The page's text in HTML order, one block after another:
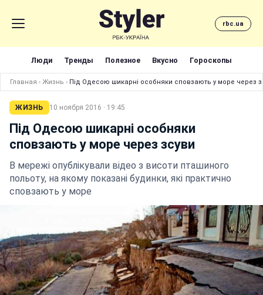
rbc.ua
Люди Тренды Полезное Вкусно Гороскопы
Главная › Жизнь › Під Одесою шикарні особняки сповзають у море через
ЖИЗНЬ 10 ноября 2016 · 19:45
Під Одесою шикарні особняки
сповзають у море через зсуви
В мережі опублікували відео з висоти пташиного
польоту, на якому показані будинки, які практично
сповзають у море